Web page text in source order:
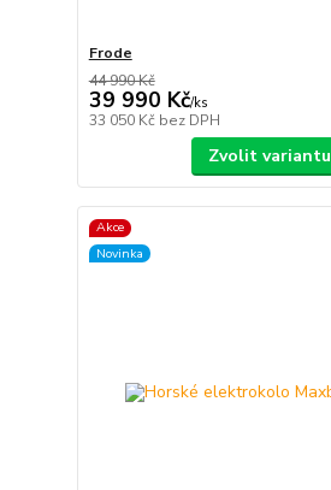
Frode
44 990 Kč
39 990 Kč/ks
33 050 Kč bez DPH
Zvolit variantu
Akce
Novinka